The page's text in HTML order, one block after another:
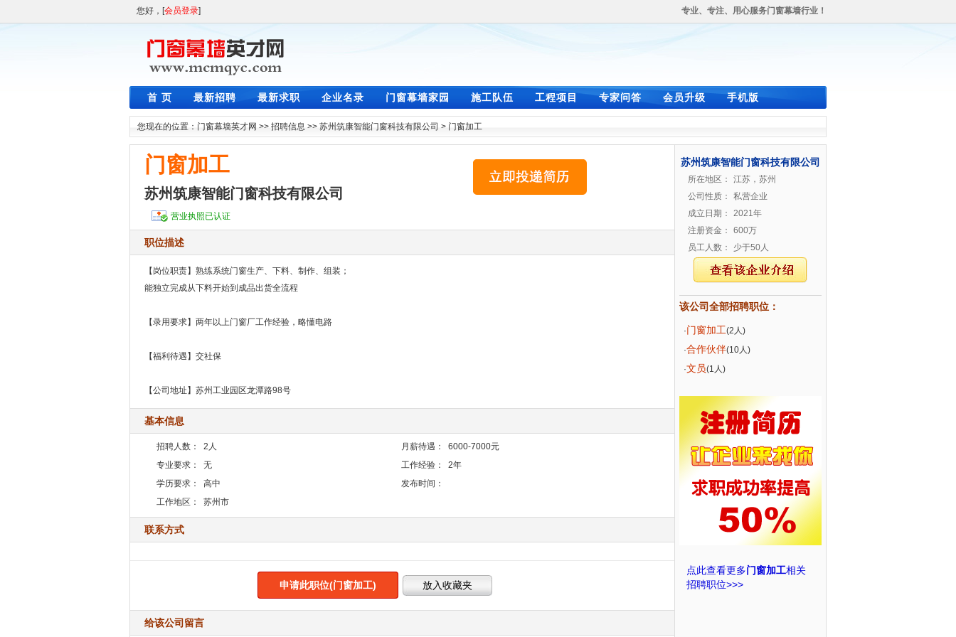
您好，[会员登录] 专业、专注、用心服务门窗幕墙行业！
首 页 最新招聘 最新求职 企业名录 门窗幕墙家园 施工队伍 工程项目 专家问答 会员升级 手机版
您现在的位置： 门窗幕墙英才网 >> 招聘信息 >> 苏州筑康智能门窗科技有限公司 > 门窗加工
门窗加工
苏州筑康智能门窗科技有限公司
营业执照已认证
职位描述
【岗位职责】熟练系统门窗生产、下料、制作、组装；
能独立完成从下料开始到成品出货全流程
【录用要求】两年以上门窗厂工作经验，略懂电路
【福利待遇】交社保
【公司地址】苏州工业园区龙潭路98号
基本信息
招聘人数： 2人 月薪待遇：
6000-7000元
专业要求：
无 工作经验：
2年
学历要求：
高中
发布时间：
工作地区：
苏州市
联系方式
申请此职位(门窗加工)
给该公司留言
苏州筑康智能门窗科技有限公司
所在地区：
江苏，苏州
公司性质：
私营企业
成立日期：
2021年
注册资金：
600万
员工人数：
少于50人
该公司全部招聘职位：
·门窗加工(2人)
·合作伙伴(10人)
·文员(1人)
点此查看更多门窗加工相关
招聘职位>>>